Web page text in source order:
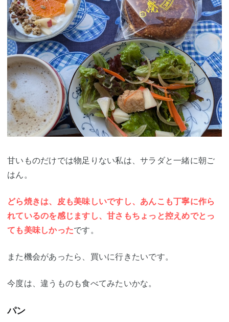
甘いものだけでは物足りない私は、サラダと一緒に朝ご
はん。
どら焼きは、皮も美味しいですし、あんこも丁寧に作ら
れているのを感じますし、甘さもちょっと控えめでとっ
ても美味しかったです。
また機会があったら、買いに行きたいです。
今度は、違うものも食べてみたいかな。
パン